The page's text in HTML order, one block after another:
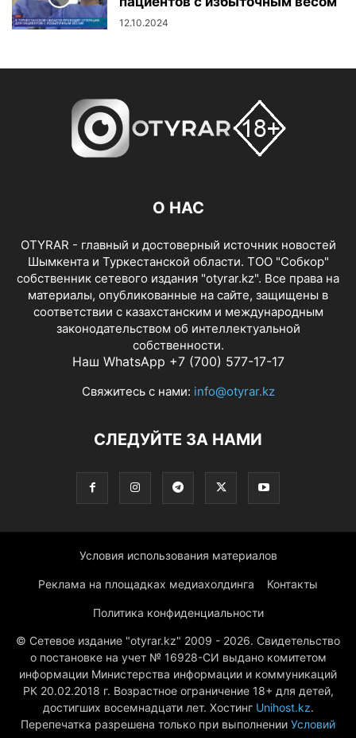
12.10.2024
О НАС
OTYRAR - главный и достоверный источник новостей
Шымкента и Туркестанской области. ТОО "Собкор"
собственник сетевого издания "otyrar.kz". Все права на
материалы, опубликованные на сайте, защищены в
соответствии с казахстанским и международным
законодательством об интеллектуальной
собственности.
Наш WhatsApp +7 (700) 577-17-17
Свяжитесь с нами: info@otyrar.kz
СЛЕДУЙТЕ ЗА НАМИ
Условия использования материалов
Реклама на площадках медиахолдинга Контакты
Политика конфиденциальности
© Сетевое издание "otyrar.kz" 2009 - 2026. Свидетельство
о постановке на учет № 16928-СИ выдано комитетом
информации Министерства информации и коммуникаций
РК 20.02.2018 г. Возрастное ограничение 18+ для детей,
достигших восемнадцати лет. Хостинг Unihost.kz.
Перепечатка разрешена только при выполнении Условий